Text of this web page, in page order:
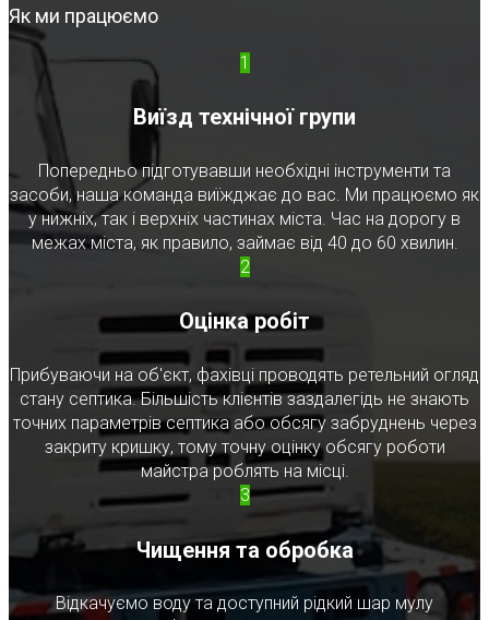
Як ми працюємо
1
Виїзд технічної групи
Попередньо підготувавши необхідні інструменти та
засоби, наша команда виїжджає до вас. Ми працюємо як
у нижніх, так і верхніх частинах міста. Час на дорогу в
межах міста, як правило, займає від 40 до 60 хвилин.
2
Оцінка робіт
Прибуваючи на об'єкт, фахівці проводять ретельний огляд
стану септика. Більшість клієнтів заздалегідь не знають
точних параметрів септика або обсягу забруднень через
закриту кришку, тому точну оцінку обсягу роботи
майстра роблять на місці.
3
Чищення та обробка
Відкачуємо воду та доступний рідкий шар мулу